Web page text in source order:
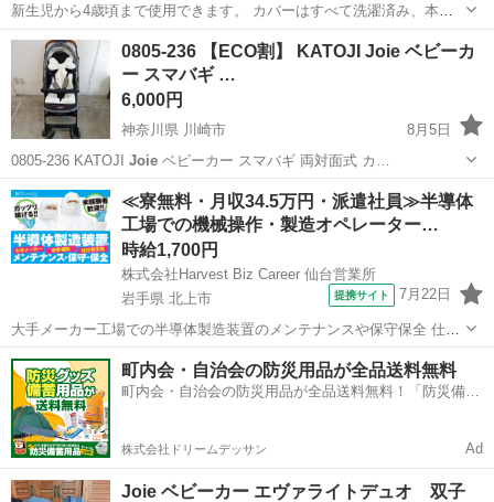
新生児から4歳頃まで使用できます。 カバーはすべて洗濯済み、本体
も天日干ししており、現在はカバーした状態でビニール被せていま
るのでご不明な場合はご案内致します。
徳島 名西郡 ベビー用品
0805-236 【ECO割】 KATOJI Joie ベビーカ
ー スマバギ …
6,000円
神奈川県 川崎市
8月5日
0805-236 KATOJI Joieベビーカー スマバギ 両対面式 カ…
神奈川 川崎市 ベビー用品 Joie
≪寮無料・月収34.5万円・派遣社員≫半導体
工場での機械操作・製造オペレーター…
時給1,700円
株式会社Harvest Biz Career 仙台営業所
岩手県 北上市
提携サイト 7月22日
大手メーカー工場での半導体製造装置のメンテナンスや保守保全 仕事
内容 ＼フラッシュメモリの製造を行う工場で半導体製造装置の保守・
点検のお仕事／ 新工場新設に伴い、請負現場の立ち上げを行います！
※立ち上げ時期目安：2...
岩手 北上市 その他
町内会・自治会の防災用品が全品送料無料
町内会・自治会の防災用品が全品送料無料！「防災備蓄
株式会社ドリームデッサン Ad
Joie ベビーカー エヴァライトデュオ 双子